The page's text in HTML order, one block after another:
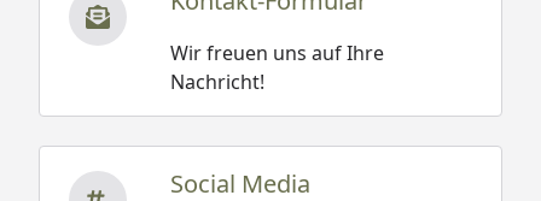
Wir freuen uns auf Ihre
Nachricht!
Social Media